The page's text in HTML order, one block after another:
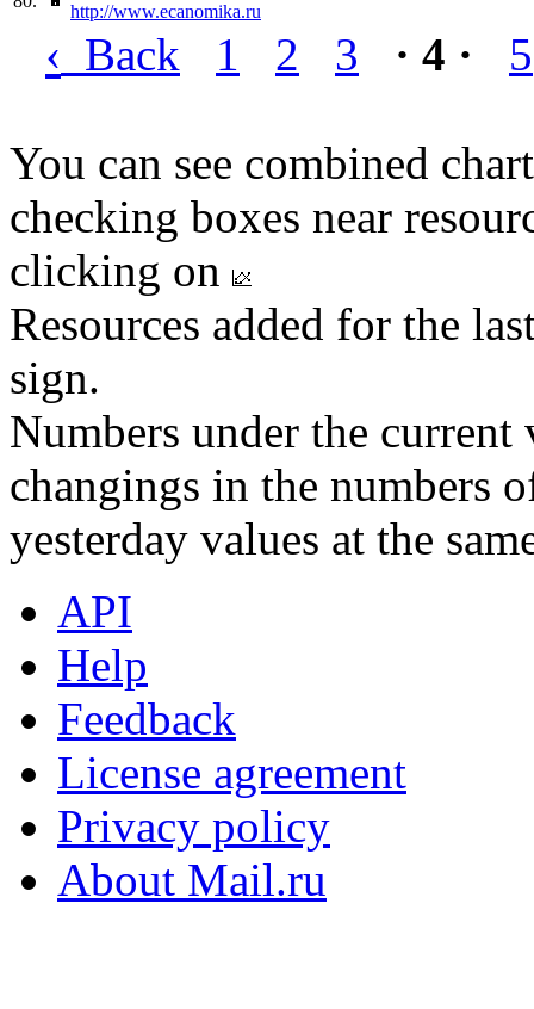
http://www.ecanomika.ru
‹ Back 1 2 3 · 4 · 5
You can see combined
checking boxes near
clicking on
Resources added for the
sign.
Numbers under the
changings in the numbers
yesterday values at the
API
Help
Feedback
License agreement
Privacy policy
About Mail.ru